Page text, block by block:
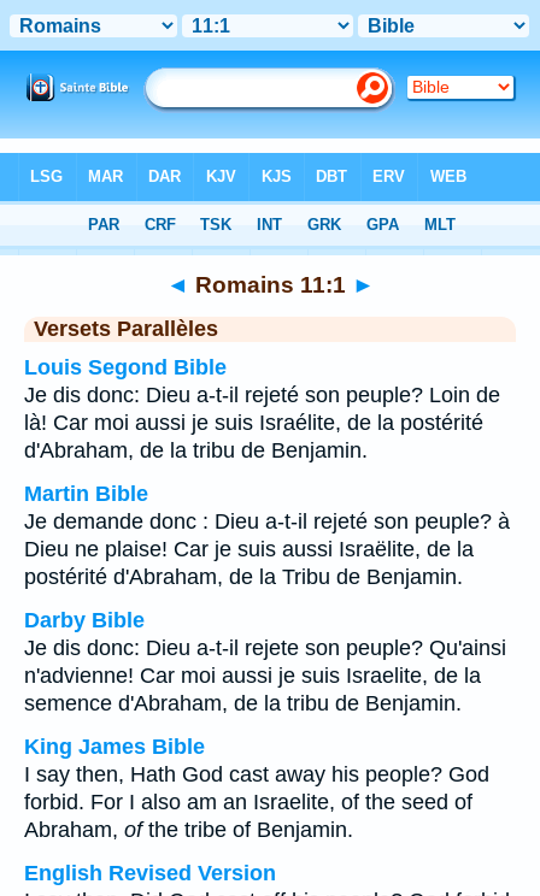
Chapitre 11> Verset 1
◄ Romains 11:1 ►
Versets Parallèles
Louis Segond Bible
Je dis donc: Dieu a-t-il rejeté son peuple? Loin de
là! Car moi aussi je suis Israélite, de la postérité
d'Abraham, de la tribu de Benjamin.
Martin Bible
Je demande donc : Dieu a-t-il rejeté son peuple? à
Dieu ne plaise! Car je suis aussi Israëlite, de la
postérité d'Abraham, de la Tribu de Benjamin.
Darby Bible
Je dis donc: Dieu a-t-il rejete son peuple? Qu'ainsi
n'advienne! Car moi aussi je suis Israelite, de la
semence d'Abraham, de la tribu de Benjamin.
King James Bible
I say then, Hath God cast away his people? God
forbid. For I also am an Israelite, of the seed of
Abraham, ofthe tribe of Benjamin.
English Revised Version